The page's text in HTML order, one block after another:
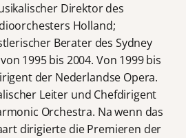
Direktor des
Holland;
Berater des Sydney
1995 bis 2004. Von 1999 bis
der Nederlandse Opera.
Leiter und Chefdirigent
Orchestra. Na wenn das
dirigierte die Premieren der